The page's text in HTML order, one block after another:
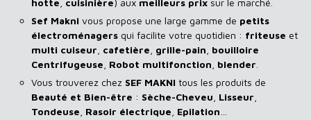
hotte cuisinière) aux meilleurs prix sur le marché.
Sef Makni vous propose une large gamme de petits
électroménagers qui facilite votre quotidien : friteuse et
multi cuiseur cafetière grille-pain bouilloire
Centrifugeuse Robot multifonction blender
Vous trouverez chez SEF MAKNI tous les produits de
Beauté et Bien-être : Sèche-Cheveu Lisseur
Tondeuse Rasoir électrique Epilation